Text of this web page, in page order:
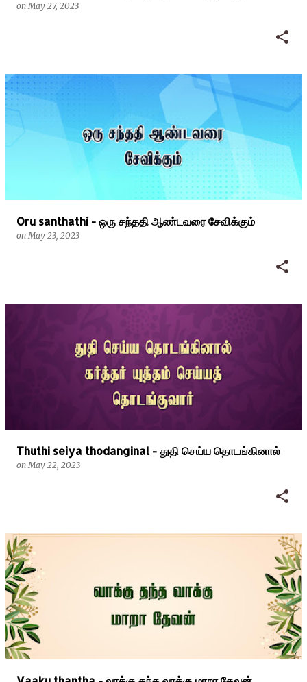
onMay 27, 2023
Oru santhathi - ஒரு சந்ததி ஆண்டவரை சேவிக்கும்
onMay 23, 2023
Thuthi seiya thodanginal - துதி செய்ய தொடங்கினால்
onMay 22, 2023